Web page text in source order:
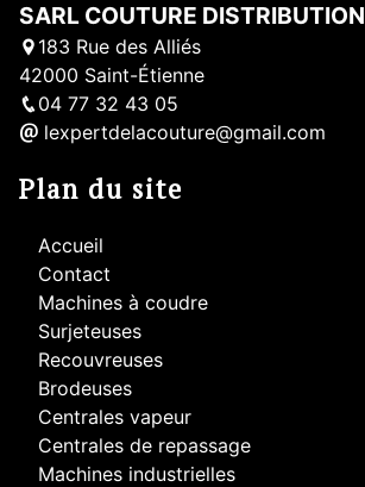
SARL COUTURE DISTRIBUTION
183 Rue des Alliés
42000 Saint-Étienne
04 77 32 43 05
lexpertdelacouture@gmail.com
Plan du site
Accueil
Contact
Machines à coudre
Surjeteuses
Recouvreuses
Brodeuses
Centrales vapeur
Centrales de repassage
Machines industrielles